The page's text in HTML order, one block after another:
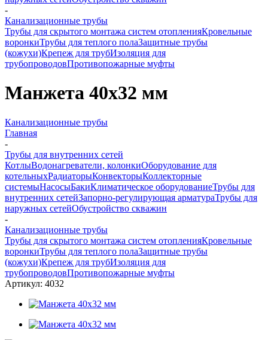
-
Канализационные трубы
Трубы для скрытого монтажа систем отопленияКровельные
воронкиТрубы для теплого полаЗащитные трубы
(кожухи)Крепеж для трубИзоляция для
трубопроводовПротивопожарные муфты
Манжета 40х32 мм
Канализационные трубы
Главная
-
Трубы для внутренних сетей
КотлыВодонагреватели, колонкиОборудование для
котельныхРадиаторыКонвекторыКоллекторные
системыНасосыБакиКлиматическое оборудованиеТрубы для
внутренних сетейЗапорно-регулирующая арматураТрубы для
наружных сетейОбустройство скважин
-
Канализационные трубы
Трубы для скрытого монтажа систем отопленияКровельные
воронкиТрубы для теплого полаЗащитные трубы
(кожухи)Крепеж для трубИзоляция для
трубопроводовПротивопожарные муфты
Артикул: 4032